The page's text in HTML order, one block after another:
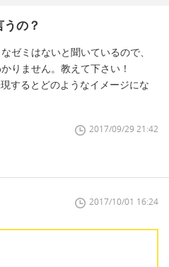
の？
ゼミはないと聞いているので、
りません。教えて下さい！
するとどのようなイメージにな
2017/09/29 21:42
2017/10/01 16:24